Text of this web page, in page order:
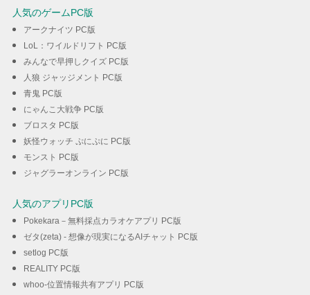
人気のゲームPC版
アークナイツ PC版
LoL：ワイルドリフト PC版
みんなで早押しクイズ PC版
人狼 ジャッジメント PC版
青鬼 PC版
にゃんこ大戦争 PC版
ブロスタ PC版
妖怪ウォッチ ぷにぷに PC版
モンスト PC版
ジャグラーオンライン PC版
人気のアプリPC版
Pokekara－無料採点カラオケアプリ PC版
ゼタ(zeta) - 想像が現実になるAIチャット PC版
setlog PC版
REALITY PC版
whoo-位置情報共有アプリ PC版